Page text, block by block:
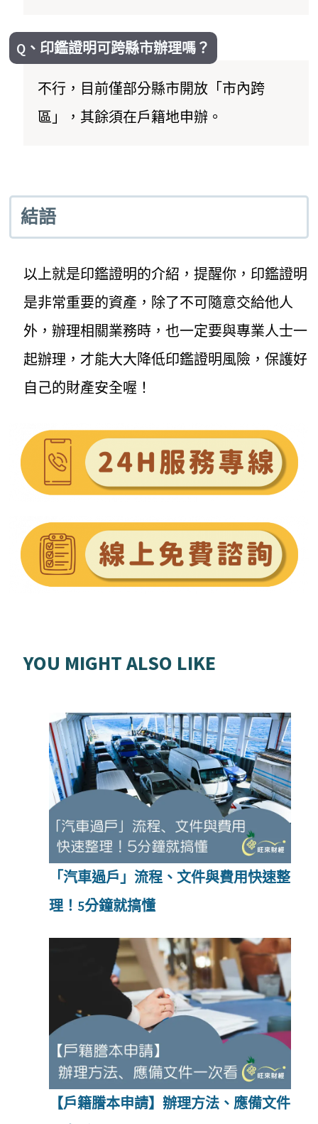
Q、印鑑證明可跨縣市辦理嗎？
不行，目前僅部分縣市開放「市內跨
區」，其餘須在戶籍地申辦。
結語
以上就是印鑑證明的介紹，提醒你，印鑑證明
是非常重要的資產，除了不可隨意交給他人
外，辦理相關業務時，也一定要與專業人士一
起辦理，才能大大降低印鑑證明風險，保護好
自己的財產安全喔！
YOU MIGHT ALSO LIKE
「汽車過戶」流程、文件與費用快速整
理！5分鐘就搞懂
【戶籍謄本申請】辦理方法、應備文件